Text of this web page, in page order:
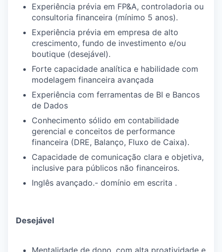
Experiência prévia em FP&A, controladoria ou
consultoria financeira (mínimo 5 anos).
Experiência prévia em empresa de alto
crescimento, fundo de investimento e/ou
boutique (desejável).
Forte capacidade analítica e habilidade com
modelagem financeira avançada
Experiência com ferramentas de BI e Bancos
de Dados
Conhecimento sólido em contabilidade
gerencial e conceitos de performance
financeira (DRE, Balanço, Fluxo de Caixa).
Capacidade de comunicação clara e objetiva,
inclusive para públicos não financeiros.
Inglês avançado.- domínio em escrita .
Desejável
Mentalidade de dono, com alta proatividade e